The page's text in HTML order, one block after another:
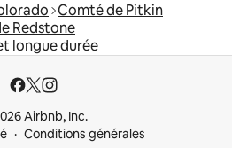
Comté de Pitkin
Redstone
longue durée
Airbnb, Inc.
Conditions générales